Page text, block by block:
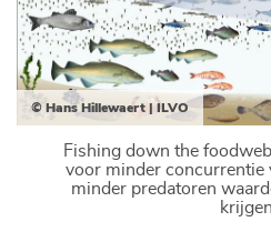
© Hans Hillewaert | ILVO
Fishing down the
voor minder concurrentie
minder predatoren
krijgen.